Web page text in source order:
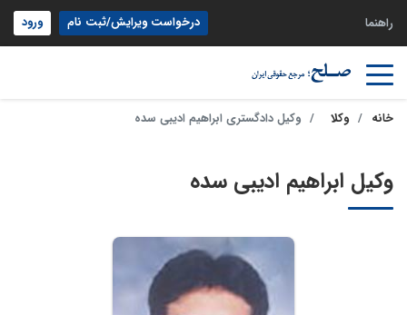
راهنما درخواست ویرایش/ثبت نام ورود
خانه وکلا وکیل دادگستری ابراهیم ادیبی سده
وکیل ابراهیم ادیبی سده